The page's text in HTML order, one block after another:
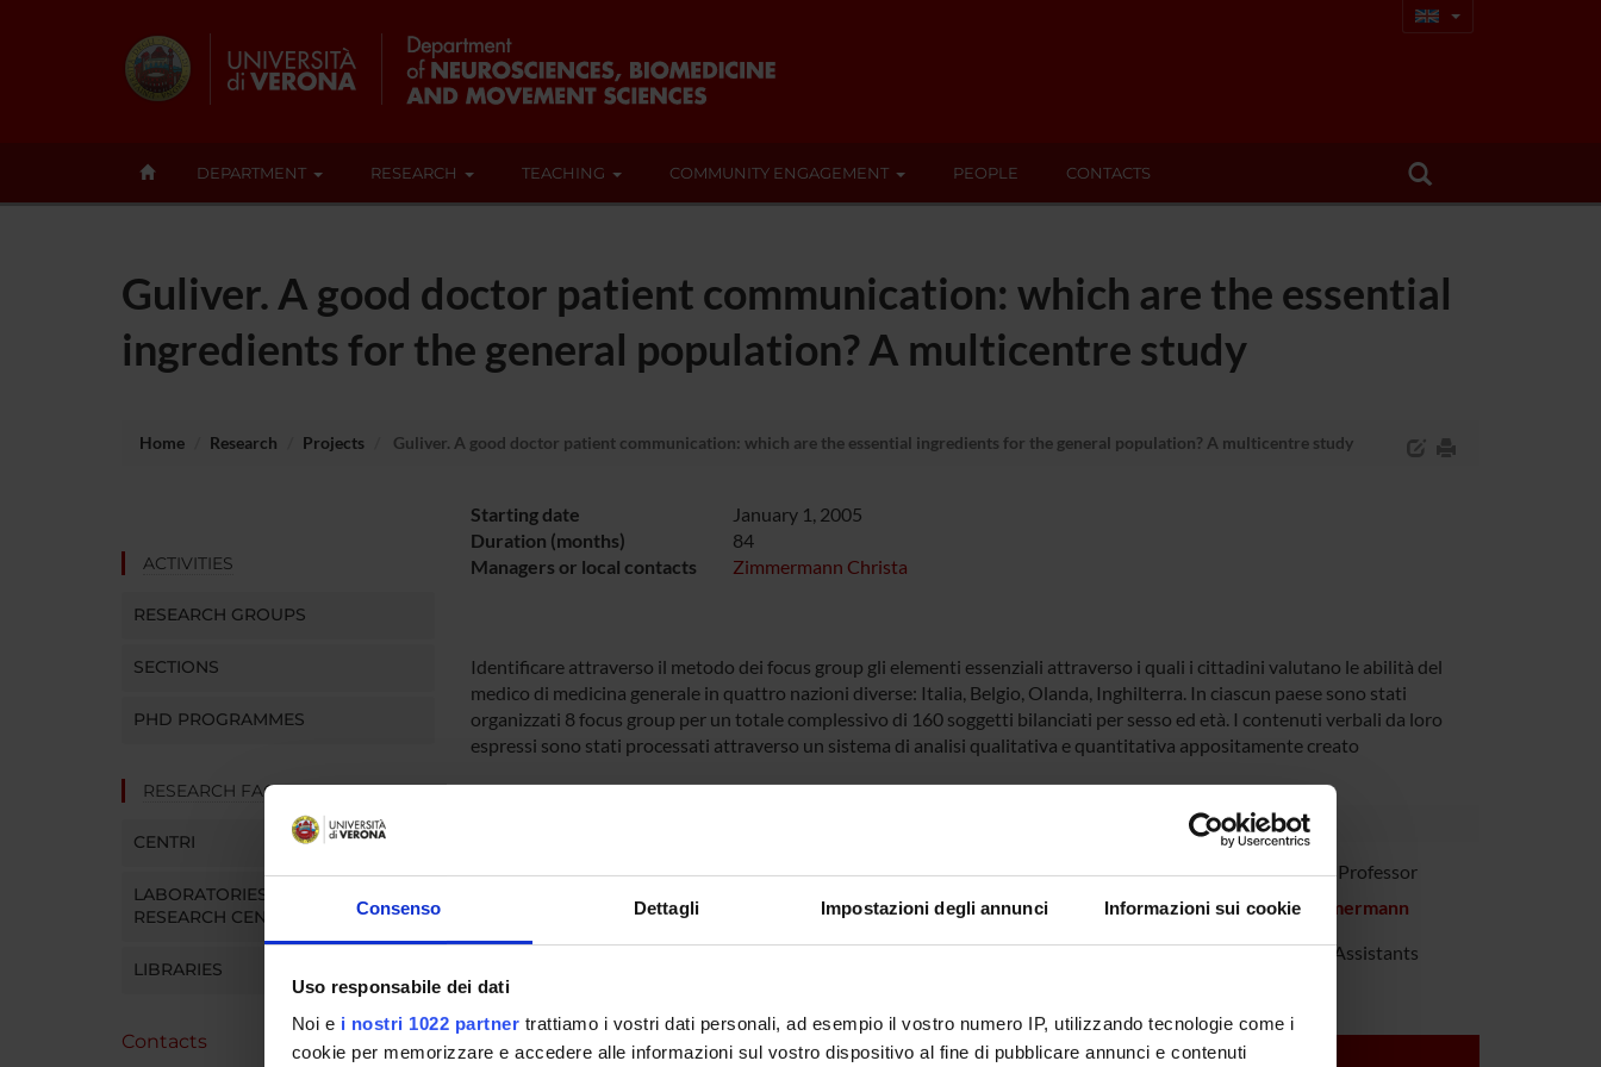
Consenso Dettagli Impostazioni degli annunci Informazioni sui cookie
Uso responsabile dei dati
Noi e i nostri 1022 partner trattiamo i vostri dati personali, ad esempio il vostro numero IP, utilizzando tecnologie come i
cookie per memorizzare e accedere alle informazioni sul vostro dispositivo al fine di pubblicare annunci e contenuti
DEPARTMENT RESEARCH TEACHING COMMUNITY ENGAGEMENT PEOPLE CONTACTS
Guliver. A good doctor patient communication: which are the essential
ingredients for the general population? A multicentre study
Home Research Projects Guliver. A good doctor patient communication: which are the essential ingredients for the general population? A multicentre study
ACTIVITIES
RESEARCH GROUPS
SECTIONS
PHD PROGRAMMES
RESEARCH FACILITIES
CENTRI
LABORATORIES AND
RESEARCH CENTRES
LIBRARIES
Contacts
Starting date
January 1, 2005
Duration (months)
84
Managers or local contacts
Zimmermann Christa
Identificare attraverso il metodo dei focus group gli elementi essenziali attraverso i quali i cittadini valutano le abilità del
medico di medicina generale in quattro nazioni diverse: Italia, Belgio, Olanda, Inghilterra. In ciascun paese sono stati
organizzati 8 focus group per un totale complessivo di 160 soggetti bilanciati per sesso ed età. I contenuti verbali da loro
espressi sono stati processati attraverso un sistema di analisi qualitativa e quantitativa appositamente creato
Giuseppe Deledda
Maria Angela Mazzi
staff
Michela Rimondini
Associate Professor
Christa Zimmermann
Research Assistants
SECTIONS